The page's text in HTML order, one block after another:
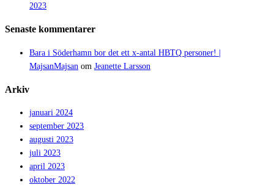
2023
Senaste kommentarer
Bara i Söderhamn bor det ett x-antal HBTQ personer! |
MajsanMajsan om Jeanette Larsson
Arkiv
januari 2024
september 2023
augusti 2023
juli 2023
april 2023
oktober 2022